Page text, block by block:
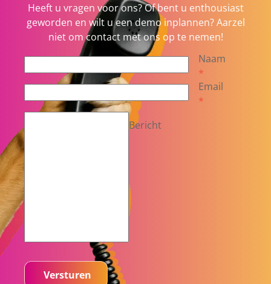
Heeft u vragen voor ons? Of bent u enthousiast
geworden en wilt u een demo inplannen? Aarzel
niet om contact met ons op te nemen!
Naam
*
Email
*
Bericht
Versturen